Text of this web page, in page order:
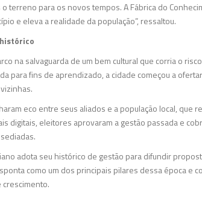
terreno para os novos tempos. A Fábrica do
e eleva a realidade da população”, ressaltou.
na salvaguarda de um bem cultural que corria o
para fins de aprendizado, a cidade começou a
eco entre seus aliados e a população local, que
digitais, eleitores aprovaram a gestão passada e
adota seu histórico de gestão para difundir
como um dos principais pilares dessa época e
crescimento.